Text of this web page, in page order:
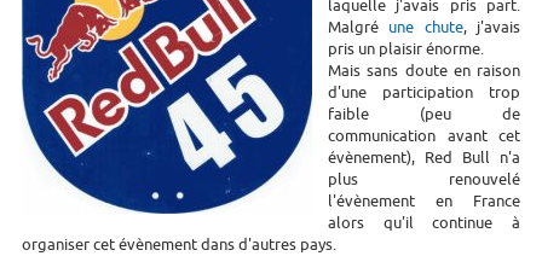
laquelle j'avais pris part.
Malgré une chute, j'avais
pris un plaisir énorme.
Mais sans doute en raison
d'une participation trop
faible (peu de
communication avant cet
évènement), Red Bull n'a
plus renouvelé
l'évènement en France
alors qu'il continue à
organiser cet évènement dans d'autres pays.